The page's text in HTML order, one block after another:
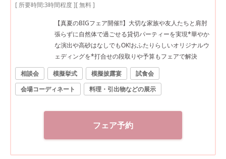
[ 所要時間:3時間程度][ 無料 ]
【真夏のBIGフェア開催!!】大切な家族や友人たちと肩肘
張らずに自然体で過ごせる貸切パーティーを実現*華やか
な演出や高砂はなしでもOK!おふたりらしいオリジナルウ
ェディングを*打合せの段取りや予算もフェアで解決
相談会
模擬挙式 模擬披露宴
試食会
会場コーディネート
料理・引出物などの展示
フェア予約